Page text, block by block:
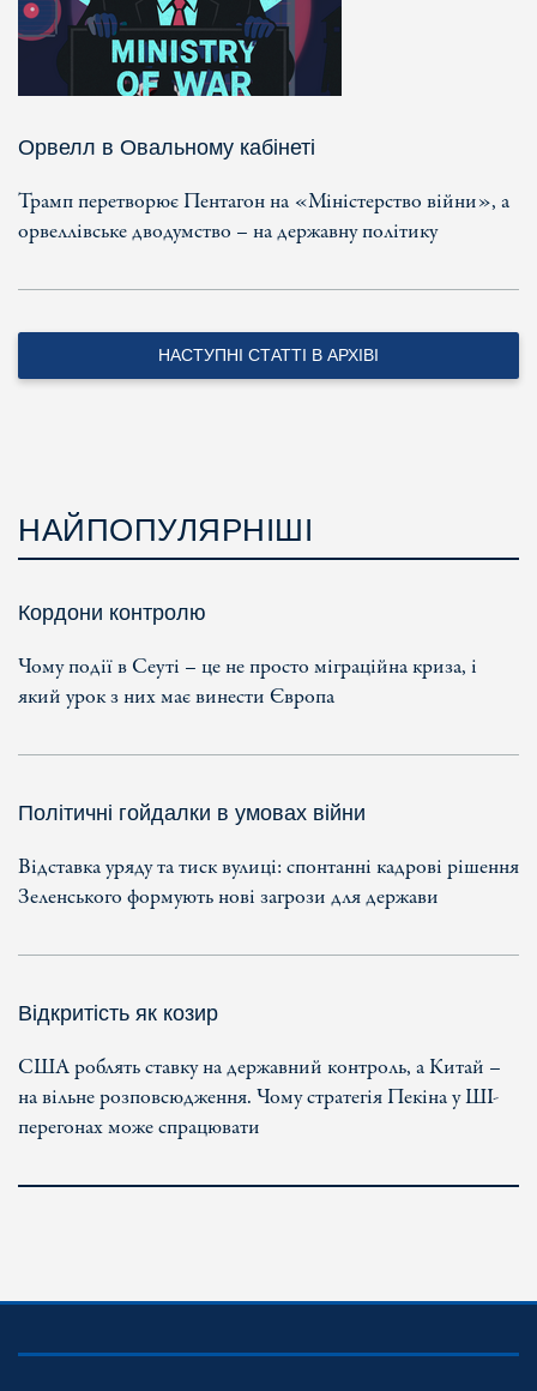
Орвелл в Овальному кабінеті
Трамп перетворює Пентагон на «Міністерство війни», а
орвеллівське дводумство – на державну політику
НАСТУПНІ СТАТТІ В АРХІВІ
НАЙПОПУЛЯРНІШІ
Кордони контролю
Чому події в Сеуті – це не просто міграційна криза, і
який урок з них має винести Європа
Політичні гойдалки в умовах війни
Відставка уряду та тиск вулиці: спонтанні кадрові рішення
Зеленського формують нові загрози для держави
Відкритість як козир
США роблять ставку на державний контроль, а Китай –
на вільне розповсюдження. Чому стратегія Пекіна у ШІ-
перегонах може спрацювати